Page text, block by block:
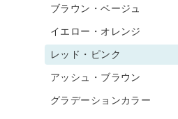
ブラウン・ベージュ
イエロー・オレンジ
レッド・ピンク
アッシュ・ブラウン
グラデーションカラー